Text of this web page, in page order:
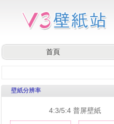
首頁
壁紙分辨率
4:3/5:4 普屏壁紙